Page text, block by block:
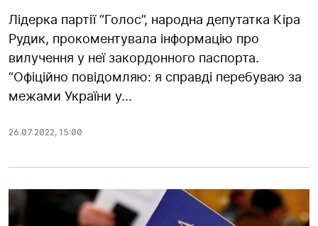
Лідерка партії “Голос”, народна депутатка Кіра
Рудик, прокоментувала інформацію про
вилучення у неї закордонного паспорта.
“Офіційно повідомляю: я справді перебуваю за
межами України у...
26.07.2022, 15:00